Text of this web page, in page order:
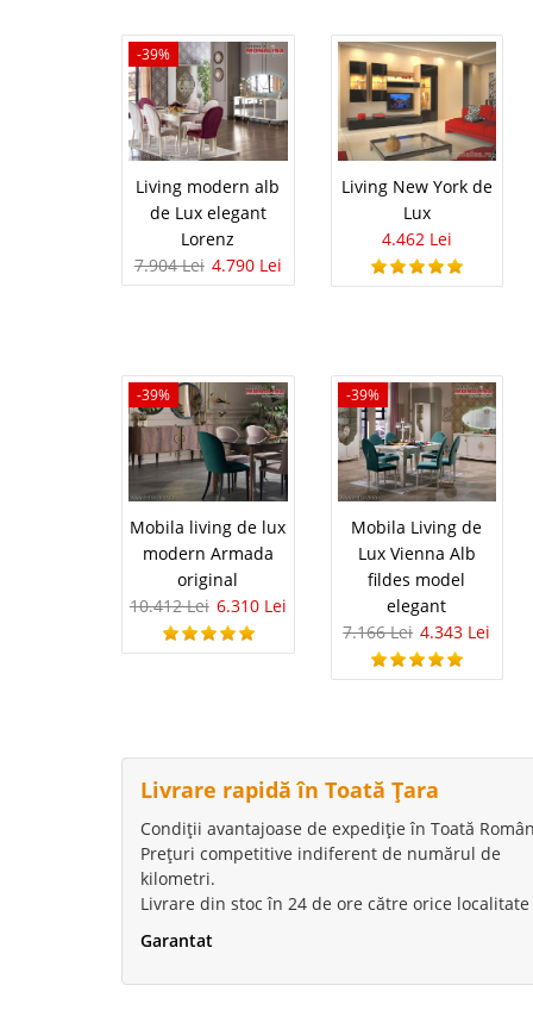
sticla L120 - 158 Lei
wenge, nuc barosso/
orange si alb Front
-5% Living
Mobila Living Modern
Polita sticla L120 -
stejar wenge, nuc
caramel, orange si
-20% Mobila
Mobila Moderna pt.
formeaza un ambient
dormitor, este potrivit
Camera de
melaminat 16 mm ..
Camera
Mobilier Living
stejar wenge, nuc
PAL melaminat 16
-39%
Living modern alb
de Lux elegant
Lorenz
7.904 Lei 4.790 Lei
Living New York de
Lux
4.462 Lei
-39%
Mobila living de lux
modern Armada
original
10.412 Lei 6.310 Lei
-39%
Mobila Living de
Lux Vienna Alb
fildes model
elegant
7.166 Lei 4.343 Lei
Livrare rapidă în Toată Țara
Condiții avantajoase de expediție în Toată
Prețuri competitive indiferent de numărul de
kilometri.
Livrare din stoc în 24 de ore către orice localitate
Garantat